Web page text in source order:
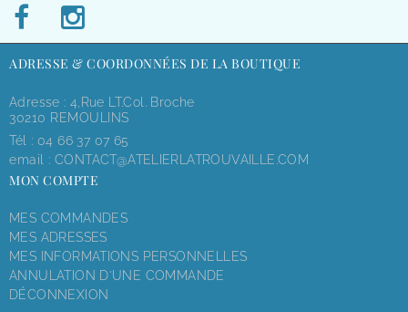
ADRESSE & COORDONNÉES DE LA BOUTIQUE
Adresse : 4,rue LT.Col. Broche
30210 REMOULINS
Tél : 04 66 37 07 65
email : CONTACT@ATELIERLATROUVAILLE.COM
MON COMPTE
MES COMMANDES
MES ADRESSES
MES INFORMATIONS PERSONNELLES
ANNULATION D'UNE COMMANDE
DÉCONNEXION